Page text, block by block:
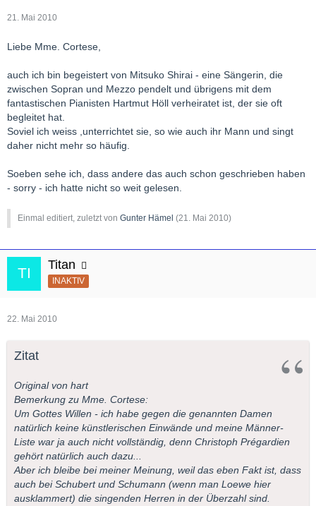
21. Mai 2010
Liebe Mme. Cortese,
auch ich bin begeistert von Mitsuko Shirai - eine Sängerin, die
zwischen Sopran und Mezzo pendelt und übrigens mit dem
fantastischen Pianisten Hartmut Höll verheiratet ist, der sie oft
begleitet hat.
Soviel ich weiss ,unterrichtet sie, so wie auch ihr Mann und singt
daher nicht mehr so häufig.
Soeben sehe ich, dass andere das auch schon geschrieben haben
- sorry - ich hatte nicht so weit gelesen.
Einmal editiert, zuletzt von Gunter Hämel (21. Mai 2010)
Titan
INAKTIV
22. Mai 2010
Zitat
Original von hart
Bemerkung zu Mme. Cortese:
Um Gottes Willen - ich habe gegen die genannten Damen
natürlich keine künstlerischen Einwände und meine Männer-
Liste war ja auch nicht vollständig, denn Christoph Prégardien
gehört natürlich auch dazu...
Aber ich bleibe bei meiner Meinung, weil das eben Fakt ist, dass
auch bei Schubert und Schumann (wenn man Loewe hier
ausklammert) die singenden Herren in der Überzahl sind.